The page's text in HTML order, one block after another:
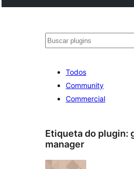
Buscar
Todos
Community
Commercial
Etiqueta do plugin:
manager